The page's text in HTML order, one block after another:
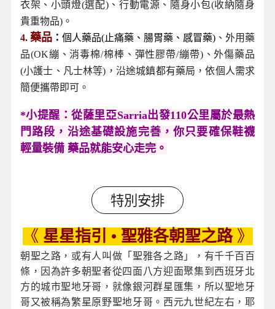
衣架、小頭燈(選配)、行動電源、隨身小包(收納隨身
貴重物品)。
4. 藥品： 個人藥品(止痛藥、腸胃藥、感冒藥) 、外用藥
品(OK繃、消毒棉/棉棒、彈性膠帶/繃帶)、外傷藥品
(小護士、凡士林等)，沿途城鎮都有藥局，依個人需求
簡便攜帶即可。
*小提醒：從薩里亞Sarria出發110公里屬於最熱
門路段，沿途基礎設施完善，你只要確保鞋襪
輕量裝備 藥品就能安心走完。
特別安排
《 星星指引 • 聖雅各朝聖之路 》
朝聖之路，或有人叫做「聖雅各之路」，有千千百百
條，因為許多朝聖者從四面八方迎面聚集到西班牙北
方的城市聖地牙哥，就像銀河群星匯集，所以聖地牙
哥又被稱為繁星原野聖地牙哥。西元九世紀左右，耶